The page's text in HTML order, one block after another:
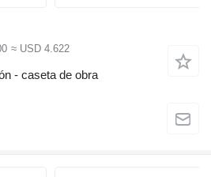
≈ USD 4.622
- caseta de obra